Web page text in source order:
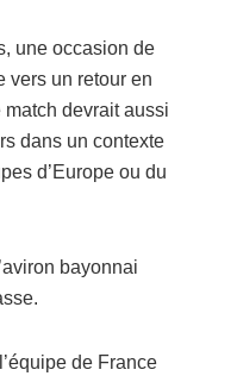
une occasion de
vers un retour en
match devrait aussi
dans un contexte
d’Europe ou du
bayonnai
de France